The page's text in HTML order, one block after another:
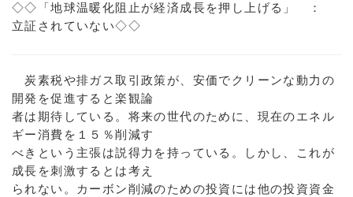
◇◇「地球温暖化阻止が経済成長を押し上げる」 ：
立証されていない◇◇
炭素税や排ガス取引政策が、安価でクリーンな動力の
開発を促進すると楽観論
者は期待している。将来の世代のために、現在のエネル
ギー消費を１５％削減す
べきという主張は説得力を持っている。しかし、これが
成長を刺激するとは考え
られない。カーボン削減のための投資には他の投資資金